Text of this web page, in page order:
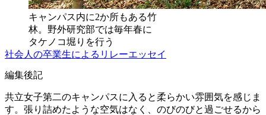
キャンパス内に2か所もある竹
林。野外研究部では毎年春に
タケノコ堀りを行う
社会人の卒業生によるリレーエッセイ
編集後記
共立女子第二のキャンパスに入ると柔らかい雰囲気を感じま
す。張り詰めたような空気はなく、のびのびと過ごせるから